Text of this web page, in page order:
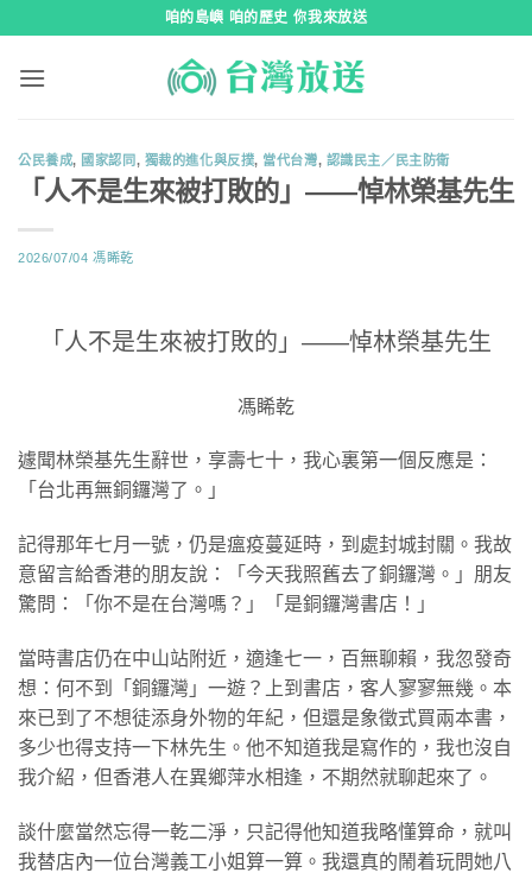
咱的島嶼 咱的歷史 你我來放送
公民養成, 國家認同, 獨裁的進化與反撲, 當代台灣, 認識民主／民主防衛
「人不是生來被打敗的」——悼林榮基先生
2026/07/04 馮睎乾
「人不是生來被打敗的」——悼林榮基先生
馮睎乾
遽聞林榮基先生辭世，享壽七十，我心裏第一個反應是：
「台北再無銅鑼灣了。」
記得那年七月一號，仍是瘟疫蔓延時，到處封城封關。我故
意留言給香港的朋友說：「今天我照舊去了銅鑼灣。」朋友
驚問：「你不是在台灣嗎？」「是銅鑼灣書店！」
當時書店仍在中山站附近，適逢七一，百無聊賴，我忽發奇
想：何不到「銅鑼灣」一遊？上到書店，客人寥寥無幾。本
來已到了不想徒添身外物的年紀，但還是象徵式買兩本書，
多少也得支持一下林先生。他不知道我是寫作的，我也沒自
我介紹，但香港人在異鄉萍水相逢，不期然就聊起來了。
談什麼當然忘得一乾二淨，只記得他知道我略懂算命，就叫
我替店內一位台灣義工小姐算一算。我還真的鬧着玩問她八